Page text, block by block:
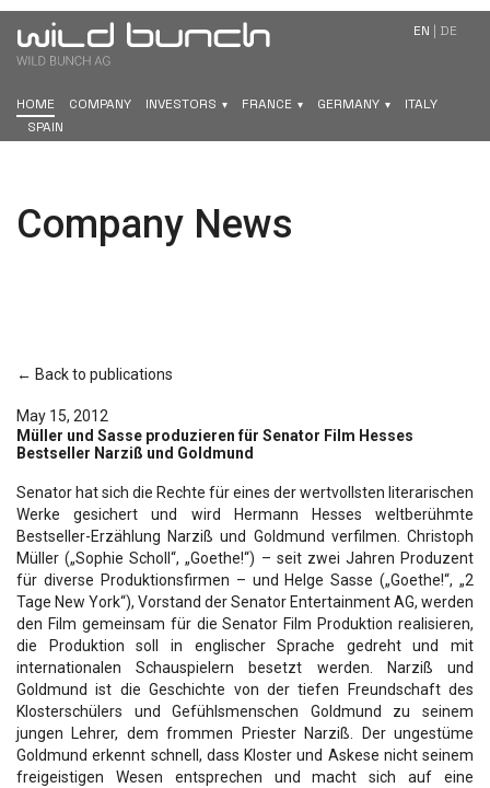
HOME COMPANY INVESTORS FRANCE GERMANY
ITALY
SPAIN
EN | DE
Company News
← Back to publications
May 15, 2012
Müller und Sasse produzieren für Senator Film Hesses
Bestseller Narziß und Goldmund
Senator hat sich die Rechte für eines der wertvollsten literarischen
Werke gesichert und wird Hermann Hesses weltberühmte
Bestseller-Erzählung Narziß und Goldmund verfilmen. Christoph
Müller („Sophie Scholl“, „Goethe!“) – seit zwei Jahren Produzent
für diverse Produktionsfirmen – und Helge Sasse („Goethe!“, „2
Tage New York“), Vorstand der Senator Entertainment AG, werden
den Film gemeinsam für die Senator Film Produktion realisieren,
die Produktion soll in englischer Sprache gedreht und mit
internationalen Schauspielern besetzt werden. Narziß und
Goldmund ist die Geschichte von der tiefen Freundschaft des
Klosterschülers und Gefühlsmenschen Goldmund zu seinem
jungen Lehrer, dem frommen Priester Narziß. Der ungestüme
Goldmund erkennt schnell, dass Kloster und Askese nicht seinem
freigeistigen Wesen entsprechen und macht sich auf eine